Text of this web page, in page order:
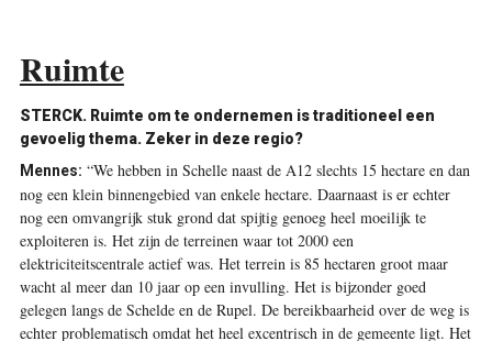
Ruimte
STERCK. Ruimte om te ondernemen is traditioneel een
gevoelig thema. Zeker in deze regio?
Mennes: “We hebben in Schelle naast de A12 slechts 15 hectare en dan
nog een klein binnengebied van enkele hectare. Daarnaast is er echter
nog een omvangrijk stuk grond dat spijtig genoeg heel moeilijk te
exploiteren is. Het zijn de terreinen waar tot 2000 een
elektriciteitscentrale actief was. Het terrein is 85 hectaren groot maar
wacht al meer dan 10 jaar op een invulling. Het is bijzonder goed
gelegen langs de Schelde en de Rupel. De bereikbaarheid over de weg is
echter problematisch omdat het heel excentrisch in de gemeente ligt. Het